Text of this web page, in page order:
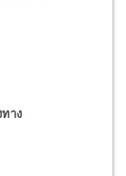
าง